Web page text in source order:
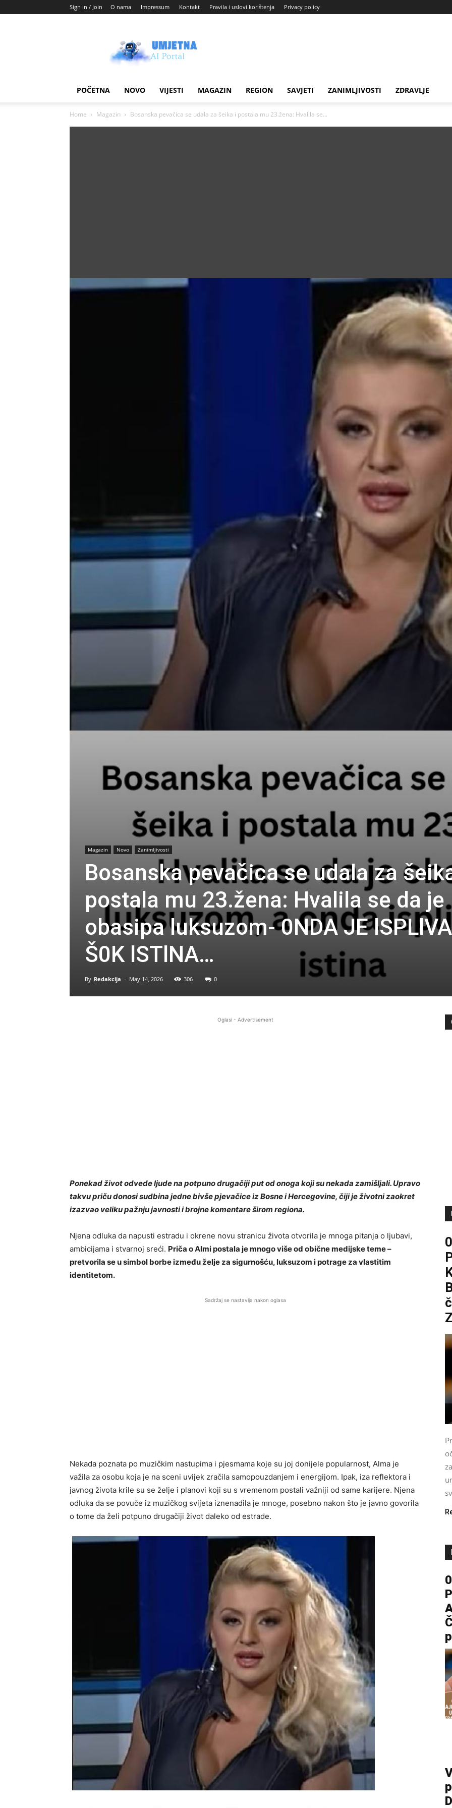
Sign in / Join O nama Impressum Kontakt Pravila i uslovi korištenja Privacy policy
AI
blog
POČETNA NOVO VIJESTI MAGAZIN REGION SAVJETI ZANIMLJIVOSTI ZDRAVLJE
Home Magazin Bosanska pevačica se udala za šeika i postala mu 23.žena: Hvalila se...
Magazin Novo Zanimljivosti
Bosanska pevačica se udala za
postala mu 23.žena: Hvalila se da je
obasipa luksuzom- 0NDA JE
Š0K lSTlNA…
By Redakcija - May 14, 2026 306 0
Oglasi - Advertisement
Ponekad život odvede ljude na potpuno drugačiji put od onoga koji su nekada zamišljali. Upravo
takvu priču donosi sudbina jedne bivše pjevačice iz Bosne i Hercegovine, čiji je životni zaokret
izazvao veliku pažnju javnosti i brojne komentare širom regiona.
Njena odluka da napusti estradu i okrene novu stranicu života otvorila je mnoga pitanja o ljubavi,
ambicijama i stvarnoj sreći. Priča o Almi postala je mnogo više od obične medijske teme –
pretvorila se u simbol borbe između želje za sigurnošću, luksuzom i potrage za vlastitim
identitetom.
Sadržaj se nastavlja nakon oglasa
Nekada poznata po muzičkim nastupima i pjesmama koje su joj donijele popularnost, Alma je
važila za osobu koja je na sceni uvijek zračila samopouzdanjem i energijom. Ipak, iza reflektora i
javnog života krile su se želje i planovi koji su s vremenom postali važniji od same karijere. Njena
odluka da se povuče iz muzičkog svijeta iznenadila je mnoge, posebno nakon što je javno govorila
o tome da želi potpuno drugačiji život daleko od estrade.